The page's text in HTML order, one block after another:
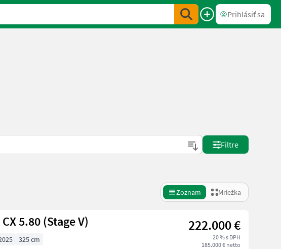
Prihlásiť sa
Filtre
Zoznam Mriežka
5.80 (Stage V) 222.000 €
20 % s DPH
185.000 € netto
325 cm